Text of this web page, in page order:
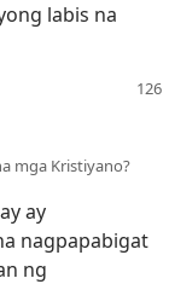
labis na
mga Kristiyano?
ay
nagpapabigat
ng